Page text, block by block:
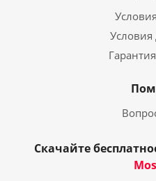
Условия
Скачайте